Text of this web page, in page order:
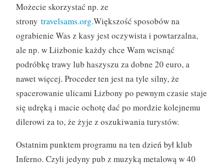
Możecie skorzystać np. ze
strony travelsams.org.Większość sposobów na
ograbienie Was z kasy jest oczywista i powtarzalna,
ale np. w Liizbonie każdy chce Wam wcisnąć
podróbkę trawy lub haszyszu za dobne 20 euro, a
nawet więcej. Proceder ten jest na tyle silny, że
spacerowanie ulicami Lizbony po pewnym czasie staje
się udręką i macie ochotę dać po mordzie kolejnemu
dilerowi za to, że żyje z oszukiwania turystów.
Ostatnim punktem programu na ten dzień był klub
Inferno. Czyli jedyny pub z muzyką metalową w 40